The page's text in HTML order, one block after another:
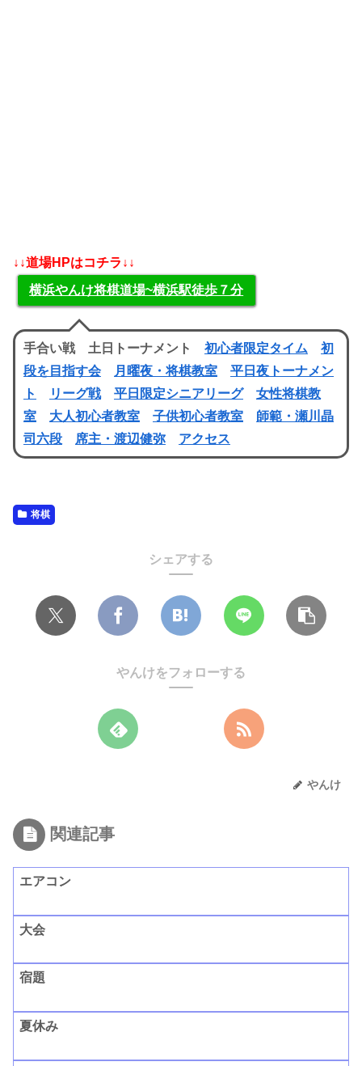
↓↓道場HPはコチラ↓↓
横浜やんけ将棋道場~横浜駅徒歩７分
手合い戦 土日トーナメント 初心者限定タイム
初
段を目指す会
月曜夜・将棋教室
平日夜トーナメン
ト
リーグ戦 平日限定シニアリーグ
女性将棋教
室
大人初心者教室 子供初心者教室
師範・瀬川晶
司六段
席主・渡辺健弥 アクセス
将棋
シェアする
やんけをフォローする
やんけ
関連記事
エアコン
大会
宿題
夏休み